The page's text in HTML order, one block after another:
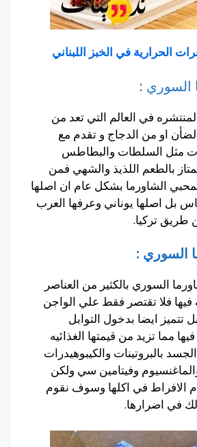
الحرارية في الخبز اللبناني
السوري :
في العالم التي تعد من
او من الدجاج و تقدم مع
مثل السلطات والبطاطس
بالطعم اللذيذ والشهي فمن
لمحبي الشاورما بشكل عام ان اصلها
بل اصلها يوناني وعرفها العرب
طريق تركيا.
السوري :
السوري بالكثير من العناصر
فيها فلا تقتصر فقط علي الواجن
تتميز ايضا بدخول التوابل
مما تزيد من قيمتها الغذائيه
بالبروتينات والكيبوهيدرات
وفيتامين سي ولكن
الافراط في اكلها وسوف نقوم
في اضرارها.